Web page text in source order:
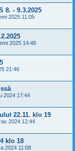
8. - 9.3.2025
2025 11:05
2025 14:48
21:46
2024 17:44
22.11. klo 19
2024 12:44
klo 18
2024 11:08